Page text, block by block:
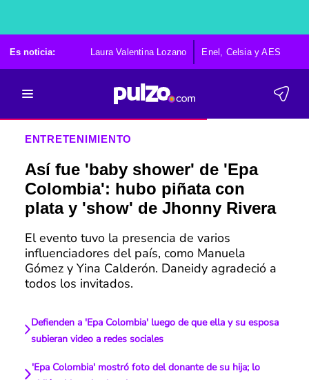
Es noticia: Laura Valentina Lozano Enel, Celsia y AES
ENTRETENIMIENTO
Así fue 'baby shower' de 'Epa
Colombia': hubo piñata con
plata y 'show' de Jhonny Rivera
El evento tuvo la presencia de varios
influenciadores del país, como Manuela
Gómez y Yina Calderón. Daneidy agradeció a
todos los invitados.
Defienden a 'Epa Colombia' luego de que ella y su esposa
subieran video a redes sociales
'Epa Colombia' mostró foto del donante de su hija; lo